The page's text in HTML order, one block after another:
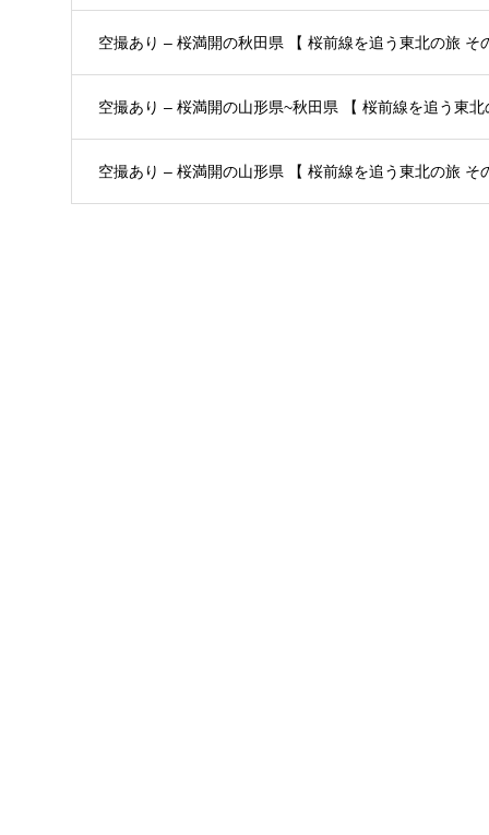
空撮あり – 桜満開の秋田県 【 桜前線を追う東北の旅 そ
空撮あり – 桜満開の山形県~秋田県 【 桜前線を追う東
空撮あり – 桜満開の山形県 【 桜前線を追う東北の旅 そ